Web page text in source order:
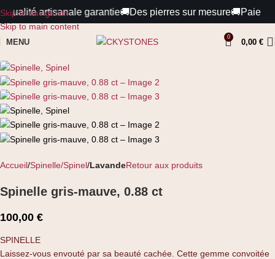
Skip to navigation
Skip to main content
artisanale garantie🚚Des pierres sur mesure🚚
MENU
0
0,00 €
Accueil Spinelle/Spinel LavandeRetour aux produits
Spinelle gris-mauve, 0.88 ct
100,00 €
SPINELLE
Laissez-vous envouté par sa beauté cachée. Cette gemme convoitée